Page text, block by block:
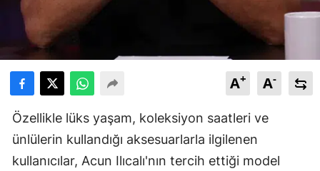
A+ A-
Özellikle lüks yaşam, koleksiyon saatleri ve
ünlülerin kullandığı aksesuarlarla ilgilenen
kullanıcılar, Acun Ilıcalı'nın tercih ettiği model